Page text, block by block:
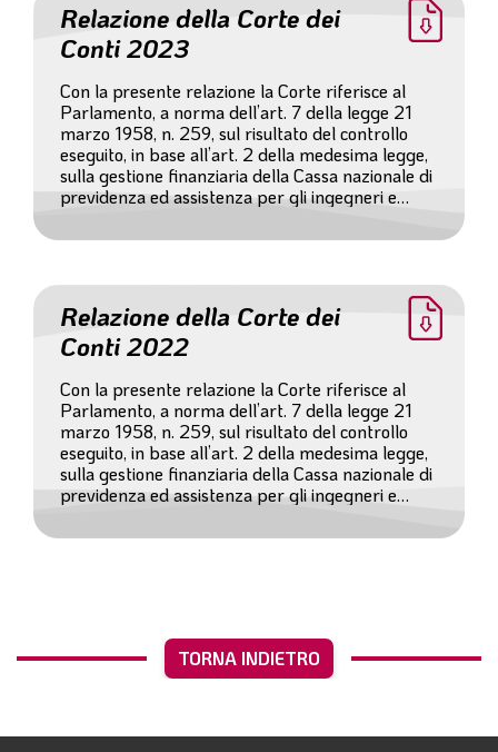
Relazione della Corte dei
Conti 2023
Con la presente relazione la Corte riferisce al
Parlamento, a norma dell’art. 7 della legge 21
marzo 1958, n. 259, sul risultato del controllo
eseguito, in base all’art. 2 della medesima legge,
sulla gestione finanziaria della Cassa nazionale di
previdenza ed assistenza per gli ingegneri e
relativamente all’esercizio 2023 e sulle vicende di
Relazione della Corte dei
Conti 2022
Con la presente relazione la Corte riferisce al
Parlamento, a norma dell’art. 7 della legge 21
marzo 1958, n. 259, sul risultato del controllo
eseguito, in base all’art. 2 della medesima legge,
sulla gestione finanziaria della Cassa nazionale di
previdenza ed assistenza per gli ingegneri e
relativamente all’esercizio 2022 e sulle vicende di
TORNA INDIETRO